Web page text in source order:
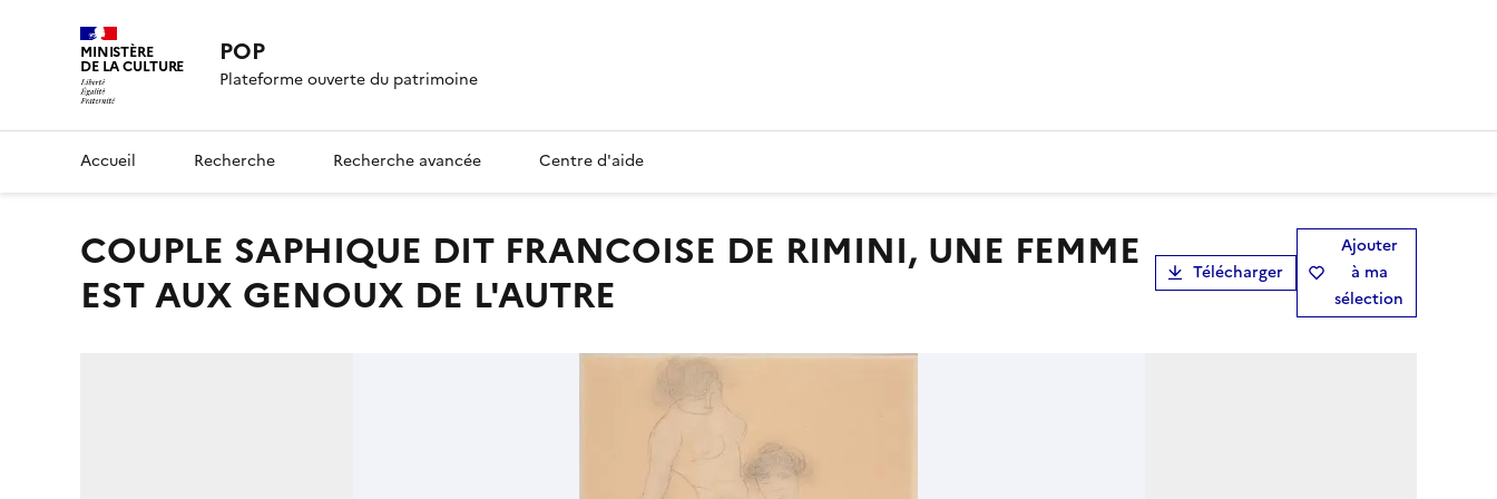
MINISTÈRE
DE LA CULTURE POP
Plateforme ouverte du patrimoine
Accueil Recherche Recherche avancée Centre d'aide
COUPLE SAPHIQUE DIT FRANCOISE DE RIMINI, UNE FEMME
EST AUX GENOUX DE L'AUTRE
Télécharger
Ajouter
à ma
sélection